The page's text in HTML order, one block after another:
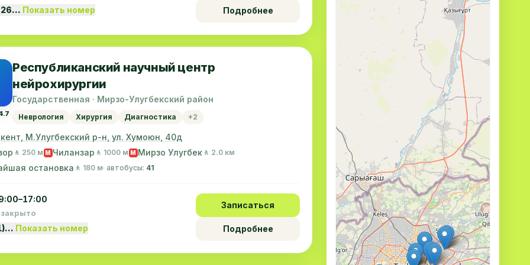
26… Показать номер Подробнее
Республиканский научный центр
нейрохирургии
Государственная · Мирзо-Улугбекский район
Неврология Хирургия Диагностика +2
М.Улугбекский р-н, ул. Хумоюн, 40д
🚶 250 м M Чиланзар 🚶 1000 м M Мирзо Улугбек 🚶 2.0 км
остановка 🚶 180 м· автобусы: 41
Показать номер
Записаться
Подробнее